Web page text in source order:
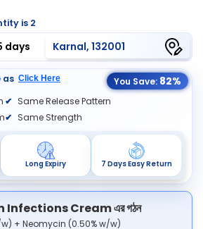
is 2
days Karnal, 132001
as Click Here You Save: 82%
Same Release Pattern
Same Strength
Long Expiry 7 Days Easy Return
Cream এর গঠন
+ Neomycin (0.50% w/w)